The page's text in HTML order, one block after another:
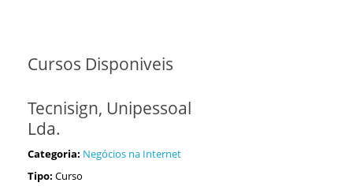
Cursos Disponiveis
Tecnisign, Unipessoal
Lda.
Categoria: Negócios na Internet
Tipo: Curso